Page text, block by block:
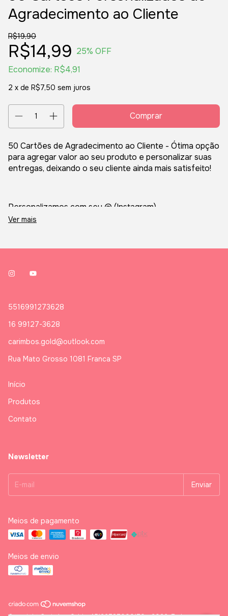
Agradecimento ao Cliente
R$19,90
R$14,99 25% OFF
Economize: R$4,91
2 x de R$7,50 sem juros
50 Cartões de Agradecimento ao Cliente - Ótima opção
para agregar valor ao seu produto e personalizar suas
entregas, deixando o seu cliente ainda mais satisfeito!
Personalizamos com seu @ (Instagram).
Após a compra, por favor, nos informe a informação
- Quantidade: 50 unidades
Prazo de produção: 5 dias úteis
carinho!
Ver mais
5516991273628
16 99127-3628
carimbos.gold@outlook.com
Rua Mato Grosso 1081 Franca SP
Início
Produtos
Contato
Newsletter
Meios de pagamento
Meios de envio